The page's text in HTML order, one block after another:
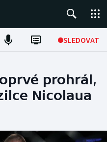
SLEDOVAT
prohrál,
Nicolaua